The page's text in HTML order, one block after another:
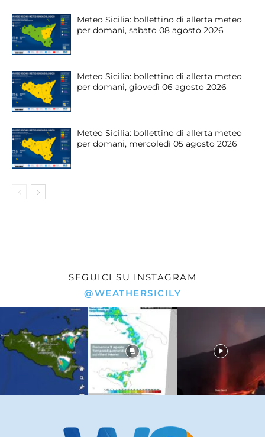
Meteo Sicilia: bollettino di allerta meteo
per domani, sabato 08 agosto 2026
Meteo Sicilia: bollettino di allerta meteo
per domani, giovedì 06 agosto 2026
Meteo Sicilia: bollettino di allerta meteo
per domani, mercoledì 05 agosto 2026
SEGUICI SU INSTAGRAM
@WEATHERSICILY